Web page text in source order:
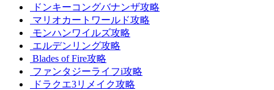
ドンキーコングバナンザ攻略
マリオカートワールド攻略
モンハンワイルズ攻略
エルデンリング攻略
Blades of Fire攻略
ファンタジーライフi攻略
ドラクエ3リメイク攻略